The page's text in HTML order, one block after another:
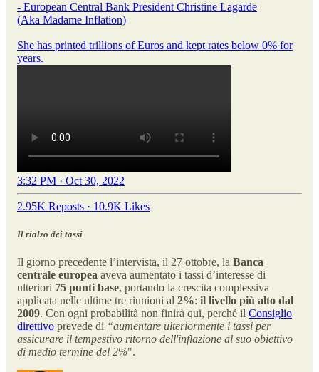
- European Central Bank President Christine Lagarde
(Aka Madame Inflation)
She has printed trillions of Euros and kept rates below 0% for
3:32 PM · Oct 30, 2022
2.95K Reposts · 10.9K Likes
Il rialzo dei tassi
Il giorno precedente l’intervista, il 27 ottobre, la Banca
centrale europea aveva aumentato i tassi d’interesse di
ulteriori 75 punti base, portando la crescita complessiva
applicata nelle ultime tre riunioni al 2%: il livello più alto dal
2009. Con ogni probabilità non finirà qui, perché il Consiglio
direttivo prevede di “aumentare ulteriormente i tassi per
assicurare il tempestivo ritorno dell'inflazione al suo obiettivo
di medio termine del 2%".